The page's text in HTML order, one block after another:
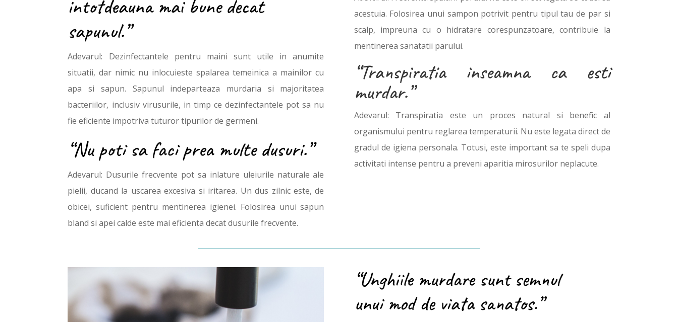
intotdeauna mai bune decat
sapunul.”
Adevarul: Dezinfectantele pentru maini sunt utile in anumite
situatii, dar nimic nu inlocuieste spalarea temeinica a mainilor cu
apa si sapun. Sapunul indeparteaza murdaria si majoritatea
bacteriilor, inclusiv virusurile, in timp ce dezinfectantele pot sa nu
fie eficiente impotriva tuturor tipurilor de germeni.
“Nu poti sa faci prea multe dusuri.”
Adevarul: Dusurile frecvente pot sa inlature uleiurile naturale ale
pielii, ducand la uscarea excesiva si iritarea. Un dus zilnic este, de
obicei, suficient pentru mentinerea igienei. Folosirea unui sapun
bland si apei calde este mai eficienta decat dusurile frecvente.
acestuia. Folosirea unui sampon potrivit pentru tipul tau de par si
scalp, impreuna cu o hidratare corespunzatoare, contribuie la
mentinerea sanatatii parului.
“Transpiratia inseamna ca esti
murdar.”
Adevarul: Transpiratia este un proces natural si benefic al
organismului pentru reglarea temperaturii. Nu este legata direct de
gradul de igiena personala. Totusi, este important sa te speli dupa
activitati intense pentru a preveni aparitia mirosurilor neplacute.
“Unghiile murdare sunt semnul
unui mod de viata sanatos.”